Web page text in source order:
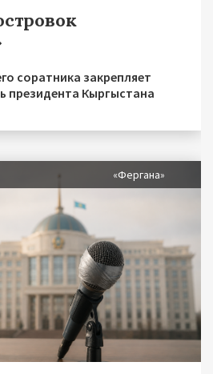
соратника закрепляет
президента Кыргыстана
«Фергана»